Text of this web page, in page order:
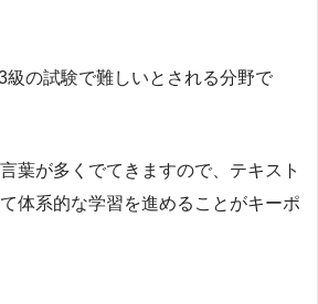
級の試験で難しいとされる分野で
葉が多くでてきますので、テキスト
体系的な学習を進めることがキーポ